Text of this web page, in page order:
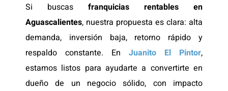
Si buscas franquicias rentables en
Aguascalientes, nuestra propuesta es clara: alta
demanda, inversión baja, retorno rápido y
respaldo constante. En
Juanito El Pintor,
estamos listos para ayudarte a convertirte en
dueño de un negocio sólido, con impacto